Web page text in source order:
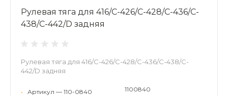
Рулевая тяга для 416/C-426/C-428/C-436/C-
438/C-442/D задняя
Рулевая тяга для 416/C-426/C-428/C-436/C-438/C-
442/D задняя
• Артикул — 110-0840 1100840